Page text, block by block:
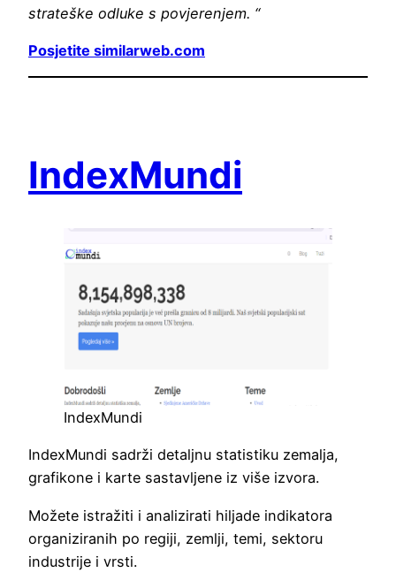
strateške odluke s povjerenjem. “
Posjetite similarweb.com
IndexMundi
IndexMundi
IndexMundi sadrži detaljnu statistiku zemalja,
grafikone i karte sastavljene iz više izvora.
Možete istražiti i analizirati hiljade indikatora
organiziranih po regiji, zemlji, temi, sektoru
industrije i vrsti.